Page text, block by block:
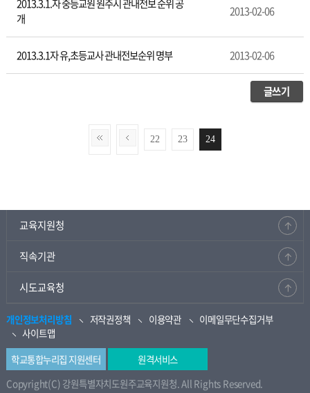
2013.3.1.자 중등교원 원주시 관내전보 순위 공
개
2013-02-06
2013.3.1자 유,초등교사 관내전보순위 명부 2013-02-06
글쓰기
22 23 24
교육지원청
직속기관
시도교육청
개인정보처리방침 저작권정책 이용약관
이메일무단수집거부
사이트맵
학교통합누리집 지원센터
원격서비스
Copyright(C) 강원특별자치도원주교육지원청. All Rights Reserved.